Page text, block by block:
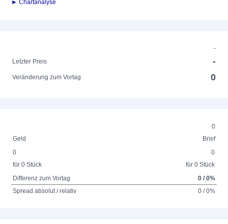
► Chartanalyse
-
Letzter Preis
-
Veränderung zum Vortag 0
0
Geld
Brief
0
für 0 Stück
0
für 0 Stück
Differenz zum Vortag
0 / 0%
Spread absolut / relativ
0 / 0%